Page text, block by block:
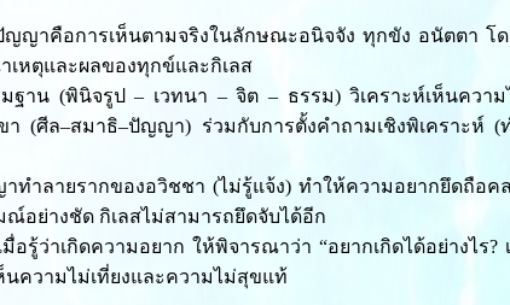
ญาคือการเห็นตามจริงในลักษณะอนิจจัง ทุกขัง อนัตตา โด
หตุและผลของทุกข์และกิเลส
ฐาน (พินิจรูป – เวทนา – จิต – ธรรม) วิเคราะห์เห็นความ
(ศีล–สมาธิ–ปัญญา) ร่วมกับการตั้งคำถามเชิงพิเคราะห์ (
ทำลายรากของอวิชชา (ไม่รู้แจ้ง) ทำให้ความอยากยึดถือคล
ณ์อย่างชัด กิเลสไม่สามารถยึดจับได้อีก
อรู้ว่าเกิดความอยาก ให้พิจารณาว่า “อยากเกิดได้อย่างไร?
นความไม่เที่ยงและความไม่สุขแท้